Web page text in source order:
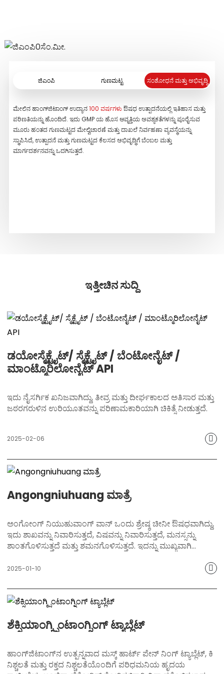
ಜಿಎಂಪಿ ಗುಣಮಟ್ಟ ಸಂಶೋಧನೆ ಮತ್ತು ಅಭಿವೃದ್ಧಿ
ಮೇಲಿನ ಹಾಂಗ್‌ಜಿಟಾಂಗ್ ಉದ್ಯಾನ100 ವರ್ಷಗಳು ಔಷಧ ಉತ್ಪಾದನೆಯಲ್ಲಿ ಇತಿಹಾಸ ಮತ್ತು
ಪರಿಣತಿಯನ್ನು ಹೊಂದಿದೆ. ಇದು GMP ಯ ಹೊಸ ಆವೃತ್ತಿಯ ಅವಶ್ಯಕತೆಗಳನ್ನು ಪೂರೈಸುವ
ಮೂರು ಹಂತದ ಗುಣಮಟ್ಟದ ಮೇಲ್ವಿಚಾರಣೆ ಮತ್ತು ದಾಖಲೆ ನಿರ್ವಹಣಾ ವ್ಯವಸ್ಥೆಯನ್ನು
ಸ್ಥಾಪಿಸಿದೆ, ಉತ್ಪಾದನೆ ಮತ್ತು ಗುಣಮಟ್ಟದ ಕೆಲಸದ ಅಭಿವೃದ್ಧಿಗೆ ಬೆಂಬಲ ಮತ್ತು
ಮಾರ್ಗದರ್ಶನವನ್ನು ಒದಗಿಸುತ್ತದೆ.
ಇತ್ತೀಚಿನ ಸುದ್ದಿ
ಡಯೋಸ್ಮೆಕ್ಟೈಟ್/ ಸ್ಮೆಕ್ಟೈಟ್ / ಬೆಂಟೋನೈಟ್ /
ಮಾಂಟ್ಮೊರಿಲೋನೈಟ್ API
ಇದು ನೈಸರ್ಗಿಕ ಖನಿಜವಾಗಿದ್ದು, ತೀವ್ರ ಮತ್ತು ದೀರ್ಘಕಾಲದ ಅತಿಸಾರ ಮತ್ತು
ಜಠರಗರುಳಿನ ಉರಿಯೂತವನ್ನು ಪರಿಣಾಮಕಾರಿಯಾಗಿ ಚಿಕಿತ್ಸೆ ನೀಡುತ್ತದೆ.
2025-02-06
Angongniuhuang ಮಾತ್ರೆ
ಅಂಗೋಂಗ್ ನಿಯುಹುವಾಂಗ್ ವಾನ್ ಒಂದು ಶ್ರೇಷ್ಠ ಚೀನೀ ಔಷಧವಾಗಿದ್ದು,
ಇದು ಶಾಖವನ್ನು ನಿವಾರಿಸುತ್ತದೆ, ವಿಷವನ್ನು ನಿವಾರಿಸುತ್ತದೆ, ಮನಸ್ಸನ್ನು
ಶಾಂತಗೊಳಿಸುತ್ತದೆ ಮತ್ತು ಶಮನಗೊಳಿಸುತ್ತದೆ. ಇದನ್ನು ಮುಖ್ಯವಾಗಿ
ಅಧಿಕ ಜ್ವರದಂತಹ ಲಕ್ಷಣಗಳನ್ನು ನಿವಾರಿಸಲು ಬಳಸಲಾಗುತ್ತದೆ. ಇದರ
ಗಿಡಮೂಲಿಕೆಗಳನ್ನು ಸಂಯೋಜಿಸುತ್ತದೆ, ಇದು ಪರಿಣಾಮಕಾರಿಯಾಗಿ
ಶಾಖವನ್ನು ನಿವಾರಿಸುತ್ತದೆ, ನಿರ್ವಿಷಗೊಳಿಸುತ್ತದೆ, ಮನಸ್ಸನ್ನು
ಶಾಂತಗೊಳಿಸುತ್ತದೆ ಮತ್ತು ಶಮನಗೊಳಿಸುತ್ತದೆ.
ಈ ಉತ್ಪನ್ನವು ಹಾಂಗ್‌ಜಿಟಾಂಗ್‌ನ ಸಾಂಪ್ರದಾಯಿಕ ಕರಕುಶಲತೆಯನ್ನು
ಮುಂದುವರೆಸುತ್ತದೆ, ಸಾಂಪ್ರದಾಯಿಕ ಚೀನೀ ಔಷಧದ ಪ್ರಾಚೀನ
ಸೌಮ್ಯವಾದ ಆರೋಗ್ಯ ರಕ್ಷಣೆಯನ್ನು ಒದಗಿಸಲು ಬದ್ಧವಾಗಿದೆ.
2025-01-10
ಶೆಕ್ಸಿಯಾಂಗ್ಕ್ಸಿಂಟಾಂಗ್ನಿಂಗ್ ಟ್ಯಾಬ್ಲೆಟ್
ಹಾಂಗ್‌ಜಿಟಾಂಗ್‌ನ ಉತ್ಪನ್ನವಾದ ಮಸ್ಕ್ ಹಾರ್ಟ್ ಪೇನ್ ನಿಂಗ್ ಟ್ಯಾಬ್ಲೆಟ್, ಕಿ
ನಿಶ್ಚಲತೆ ಮತ್ತು ರಕ್ತದ ನಿಶ್ಚಲತೆಯೊಂದಿಗೆ ಪರಿಧಮನಿಯ ಹೃದಯ